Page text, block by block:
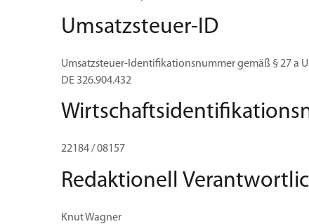
Umsatzsteuer-ID
Umsatzsteuer-Identifikationsnummer gemäß § 27 a
DE 326.904.432
22184 / 08157
Redaktionell
Knut Wagner